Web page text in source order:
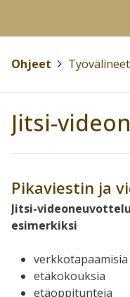
Ohjeet Työvälineet
Jitsi-
Pikaviestin ja
Jitsi-
esimerkiksi
verkkotapaamisia
etäkokouksia
etäoppitunteja